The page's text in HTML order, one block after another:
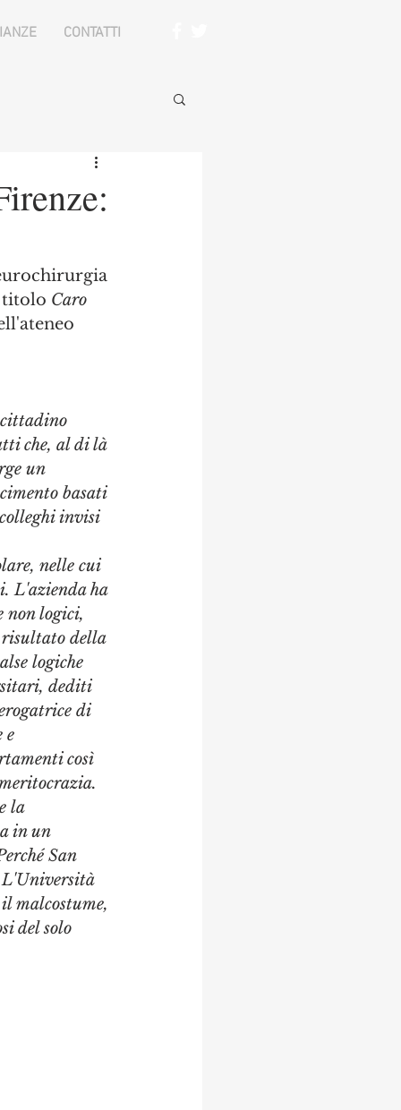
CONTATTI
titolo Caro
cittadino
che, al di là
un
basati
invisi
nelle cui
L'azienda ha
non logici,
risultato della
logiche
dediti
di
e
così
la
in un
San
L'Università
malcostume,
del solo